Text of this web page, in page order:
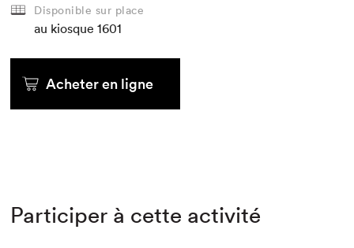
Disponible sur place
au kiosque 1601
Acheter en ligne
Participer à cette activité